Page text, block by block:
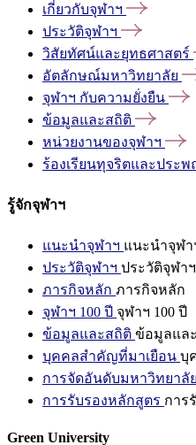
เกี่ยวกับจุฬาฯ
ประวัติจุฬาฯ
วิสัยทัศน์และยุทธศาสตร์
อัตลักษณ์มหาวิทยาลัย
จุฬาฯ กับความยั่งยืน
ข้อมูลและสถิติ
หน่วยงานของจุฬาฯ
ร้องเรียนทุจริตและประ
รู้จักจุฬาฯ
แนะนำจุฬาฯ แนะนำจุฬา
ประวัติจุฬาฯ ประวัติจุฬาฯ
ภารกิจหลัก ภารกิจหลัก
จุฬาฯ 100 ปี จุฬาฯ 100 ปี
ข้อมูลและสถิติ ข้อมูลแล
บุคคลสำคัญที่มาเยือน บุ
การจัดอันดับมหาวิทยาลัย
การรับรองหลักสูตร การ
Green University